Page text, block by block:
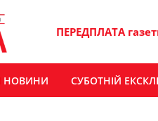
ПЕРЕДПЛАТА
НОВИНИ СУБОТНІЙ